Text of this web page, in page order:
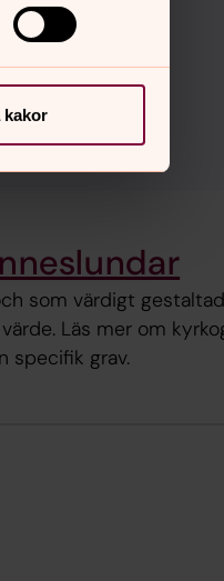
kakor
som värdigt
Läs mer om
specifik grav.